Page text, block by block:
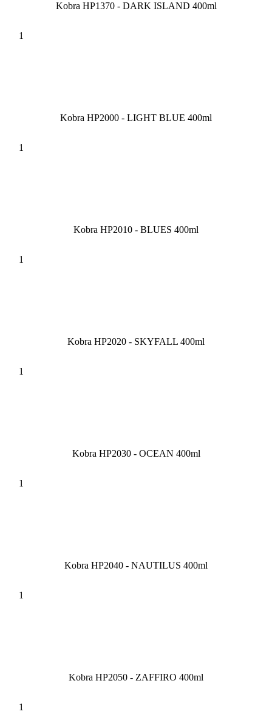
Kobra HP1370 - DARK ISLAND 400ml
Kobra HP2000 - LIGHT BLUE 400ml
Kobra HP2010 - BLUES 400ml
Kobra HP2020 - SKYFALL 400ml
Kobra HP2030 - OCEAN 400ml
Kobra HP2040 - NAUTILUS 400ml
Kobra HP2050 - ZAFFIRO 400ml